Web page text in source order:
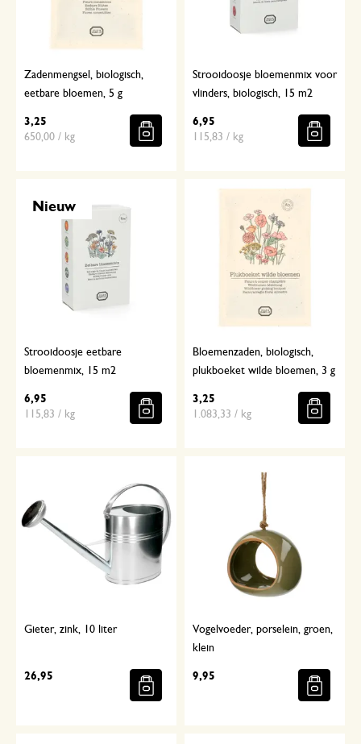
Zadenmengsel, biologisch,
eetbare bloemen, 5 g
3,25
650,00 / kg
Strooidoosje bloemenmix voor
vlinders, biologisch, 15 m2
6,95
115,83 / kg
Nieuw
Strooidoosje eetbare
bloemenmix, 15 m2
6,95
115,83 / kg
Bloemenzaden, biologisch,
plukboeket wilde bloemen, 3 g
3,25
1.083,33 / kg
Gieter, zink, 10 liter
26,95
Vogelvoeder, porselein, groen,
klein
9,95